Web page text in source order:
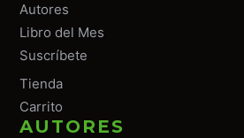
Autores
Libro del Mes
Suscríbete
Tienda
Carrito
AUTORES